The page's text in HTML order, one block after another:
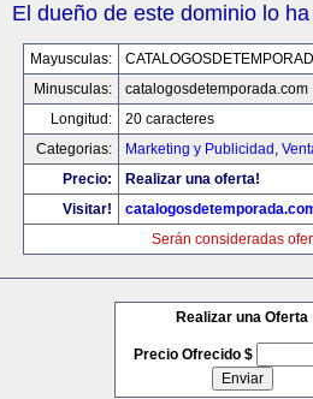
El dueño de este dominio lo
Mayusculas:
Minusculas:
catalogosdetemporada.com
Longitud:
20 caracteres
Categorias:
Marketing y Publicidad ,
Precio:
Realizar una oferta!
Visitar!
Serán consideradas
Realizar una Oferta
Precio Ofrecido $